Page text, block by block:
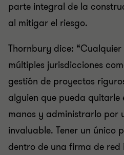
parte integral de la
al mitigar el riesgo.
Thornbury dice:
múltiples jurisdicciones
gestión de proyectos
alguien que pueda quitarle
manos y administrarlo por
invaluable. Tener un único
dentro de una firma de red